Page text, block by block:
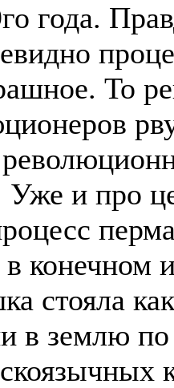
года.
То
и про
конечном
стояла
в землю